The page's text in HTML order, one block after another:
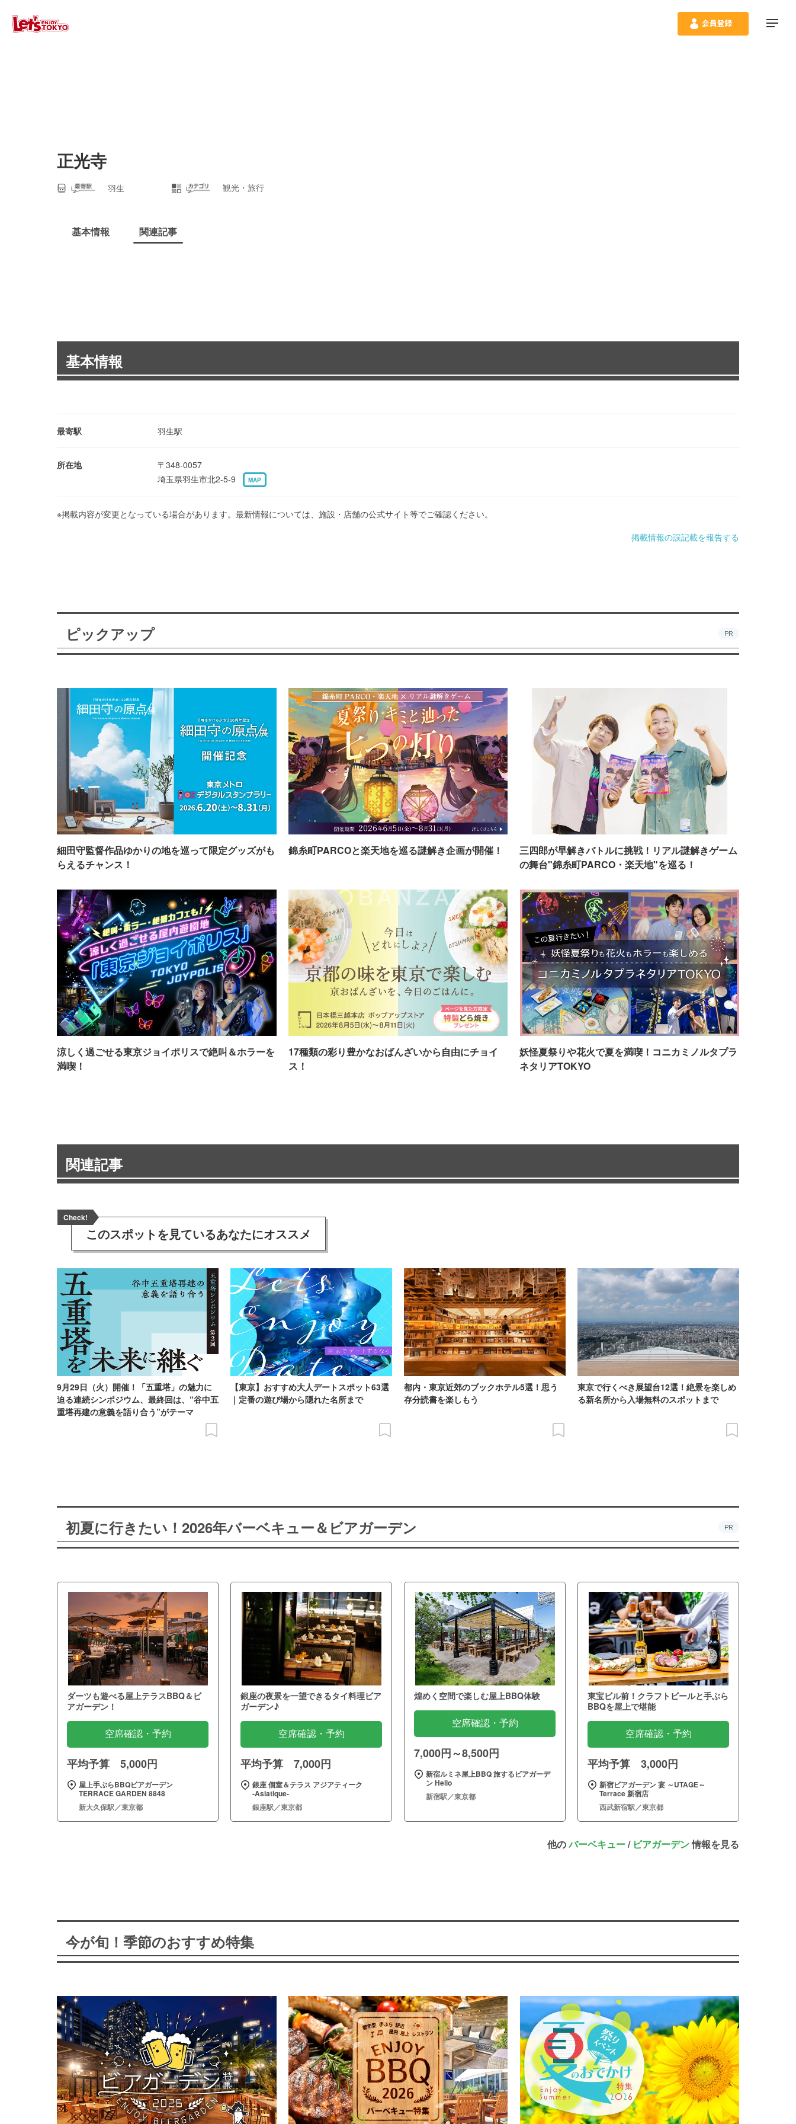
正光寺
羽生 観光・旅行
基本情報 関連記事
基本情報
最寄駅 羽生駅
所在地
〒348-0057
埼玉県羽生市北2-5-9
MAP
※掲載内容が変更となっている場合があります。最新情報については、施設・店舗の公式サイト等でご確認ください。
掲載情報の誤記載を報告する
ピックアップ PR
細田守監督作品ゆかりの地を巡って限定グッズがも
らえるチャンス！
錦糸町PARCOと楽天地を巡る謎解き企画が開催！
三四郎が早解きバトルに挑戦！リアル謎解きゲーム
の舞台"錦糸町PARCO・楽天地"を巡る！
涼しく過ごせる東京ジョイポリスで絶叫＆ホラーを
満喫！
17種類の彩り豊かなおばんざいから自由にチョイ
ス！
妖怪夏祭りや花火で夏を満喫！コニカミノルタプラ
ネタリアTOKYO
関連記事
Check!
このスポットを見ているあなたにオススメ
9月29日（火）開催！「五重塔」の魅力に
迫る連続シンポジウム、最終回は、“谷中五
重塔再建の意義を語り合う”がテーマ
【東京】おすすめ大人デートスポット63選
｜定番の遊び場から隠れた名所まで
都内・東京近郊のブックホテル5選！思う
存分読書を楽しもう
東京で行くべき展望台12選！絶景を楽しめ
る新名所から入場無料のスポットまで
初夏に行きたい！2026年バーベキュー＆ビアガーデン PR
ダーツも遊べる屋上テラスBBQ＆ビ
アガーデン！
空席確認・予約
平均予算 5,000円
屋上手ぶらBBQビアガーデン
TERRACE GARDEN 8848
新大久保駅／東京都
銀座の夜景を一望できるタイ料理ビア
ガーデン♪
空席確認・予約
平均予算 7,000円
銀座 個室＆テラス アジアティーク
‐Asiatique‐
銀座駅／東京都
煌めく空間で楽しむ屋上BBQ体験
空席確認・予約
7,000円～8,500円
新宿ルミネ屋上BBQ 旅するビアガーデ
ン Hello
新宿駅／東京都
東宝ビル前！クラフトビールと手ぶら
BBQを屋上で堪能
空席確認・予約
平均予算 3,000円
新宿ビアガーデン 宴 ～UTAGE～
Terrace 新宿店
西武新宿駅／東京都
他のバーベキュー/ ビアガーデン情報を見る
今が旬！季節のおすすめ特集